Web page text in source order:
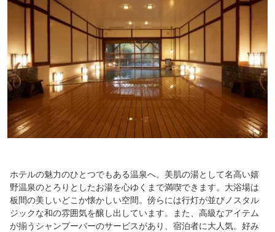
ホテルの魅力のひとつでもある温泉へ。美肌の湯として名高い嬉
野温泉のとろりとしたお湯を心ゆくまで満喫できます。大浴場は
板間の美しいどこか懐かしい空間。傍らには行灯が並びノスタル
ジックな和の雰囲気を醸し出しています。また、高級なアイテム
が揃うシャンプーバーのサービスがあり、宿泊者に大人気。好み